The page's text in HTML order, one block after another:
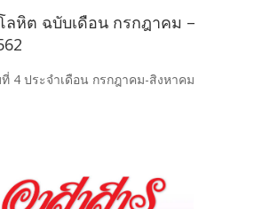
ลหิต ฉบับเดือน กรกฎาคม –
4 ประจำเดือน กรกฎาคม-สิงหาคม